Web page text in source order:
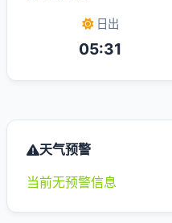
日出
05:31
天气预警
当前无预警信息